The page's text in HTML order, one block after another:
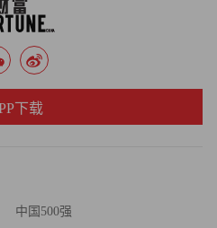
中国500强
下载